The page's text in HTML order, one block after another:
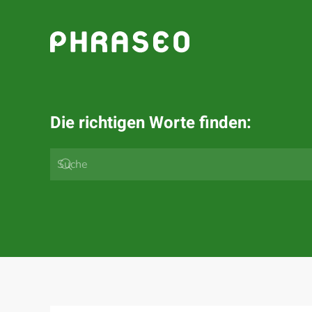
Zum Hauptinhalt springen
Die richtigen Worte finden: